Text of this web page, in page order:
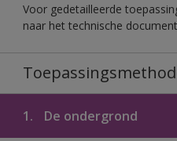
Voor gedetailleerde
naar het technische
1. De ondergrond